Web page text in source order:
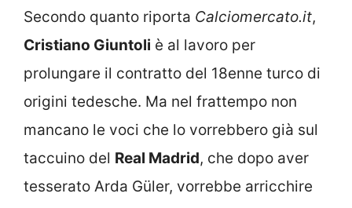
Secondo quanto riporta Calciomercato.it,
Cristiano Giuntoli è al lavoro per
prolungare il contratto del 18enne turco di
origini tedesche. Ma nel frattempo non
mancano le voci che lo vorrebbero già sul
taccuino del Real Madrid, che dopo aver
tesserato Arda Güler, vorrebbe arricchire